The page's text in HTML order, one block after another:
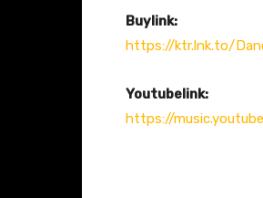
Buylink:
https://ktr.lnk.to/
Youtubelink:
https://